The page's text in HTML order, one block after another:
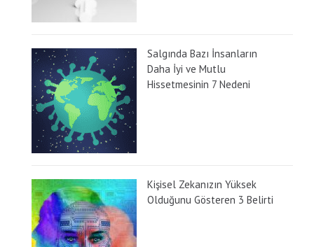
Salgında Bazı İnsanların
Daha İyi ve Mutlu
Hissetmesinin 7 Nedeni
Kişisel Zekanızın Yüksek
Olduğunu Gösteren 3 Belirti